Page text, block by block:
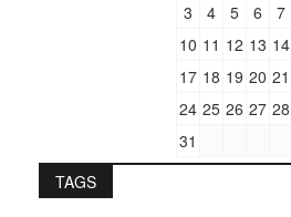
3
4 5 6 7
10 11 12 13 14
17 18 19 20 21
24 25 26 27 28
31
TAGS